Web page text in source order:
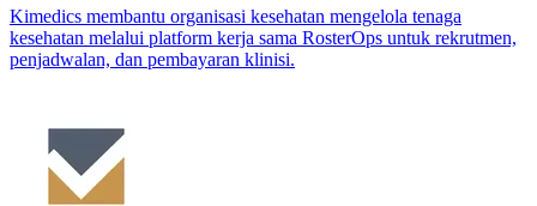
Kimedics membantu organisasi kesehatan mengelola tenaga
kesehatan melalui platform kerja sama RosterOps untuk rekrutmen,
penjadwalan, dan pembayaran klinisi.